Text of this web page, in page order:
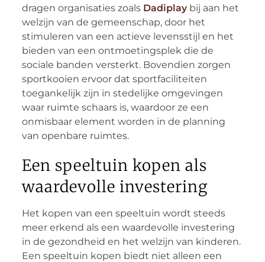
dragen organisaties zoals Dadiplaybij aan het
welzijn van de gemeenschap, door het
stimuleren van een actieve levensstijl en het
bieden van een ontmoetingsplek die de
sociale banden versterkt. Bovendien zorgen
sportkooien ervoor dat sportfaciliteiten
toegankelijk zijn in stedelijke omgevingen
waar ruimte schaars is, waardoor ze een
onmisbaar element worden in de planning
van openbare ruimtes.
Een speeltuin kopen als
waardevolle investering
Het kopen van een speeltuin wordt steeds
meer erkend als een waardevolle investering
in de gezondheid en het welzijn van kinderen.
Een speeltuin kopen biedt niet alleen een